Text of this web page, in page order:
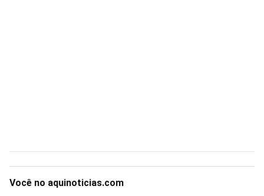
Você no aquinoticias.com